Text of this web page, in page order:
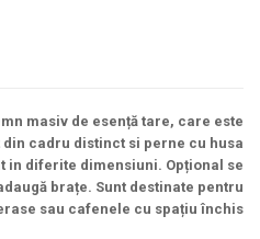
masiv de esență tare, care este
cadru distinct si perne cu husa
in diferite dimensiuni. Opțional se
brațe. Sunt destinate pentru
sau cafenele cu spațiu închis.